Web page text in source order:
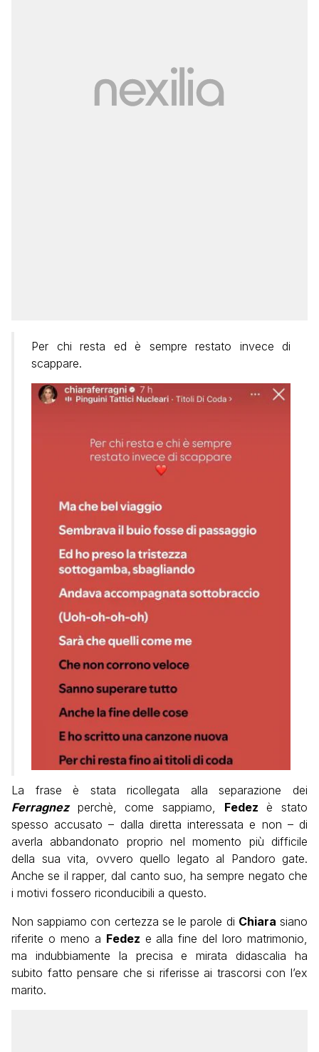
Per chi resta ed è sempre restato invece di
scappare.
La frase è stata ricollegata alla separazione dei
Ferragnezperchè, come sappiamo, Fedez è stato
spesso accusato – dalla diretta interessata e non – di
averla abbandonato proprio nel momento più difficile
della sua vita, ovvero quello legato al Pandoro gate.
Anche se il rapper, dal canto suo, ha sempre negato che
i motivi fossero riconducibili a questo.
Non sappiamo con certezza se le parole di Chiara siano
riferite o meno a Fedez e alla fine del loro matrimonio,
ma indubbiamente la precisa e mirata didascalia ha
subito fatto pensare che si riferisse ai trascorsi con l’ex
marito.